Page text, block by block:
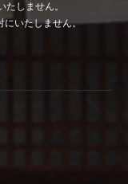
しません。
にいたしません。